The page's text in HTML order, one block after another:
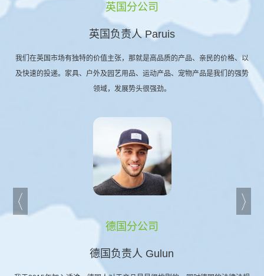
英国分公司
英国负责人 Paruis
我们在英国市场有独特的价值主张，那就是高品质的产品、亲民的价格、以
及快速的投递。家具、户外及园艺用品、运动产品、宠物产品是我们的强势
领域，发展势头很强劲。
德国分公司
德国负责人 Gulun